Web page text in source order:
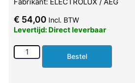
€ 54,00 Incl. BTW
Levertijd: Direct leverbaar
Bestel